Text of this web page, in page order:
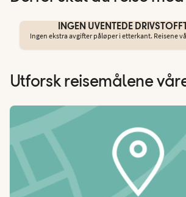
INGEN UVENTEDE
Ingen ekstra avgifter påløper i etterkant. Reisene
Utforsk reisemålene